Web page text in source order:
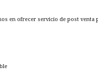
en ofrecer servicio de post